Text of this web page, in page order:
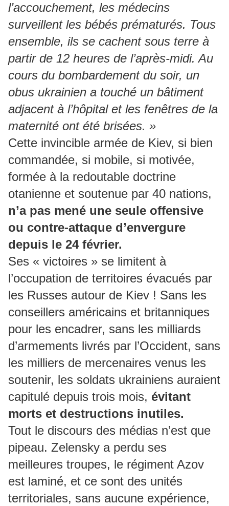
l’accouchement, les médecins
surveillent les bébés prématurés. Tous
ensemble, ils se cachent sous terre à
partir de 12 heures de l’après-midi. Au
cours du bombardement du soir, un
obus ukrainien a touché un bâtiment
adjacent à l’hôpital et les fenêtres de la
maternité ont été brisées. »
Cette invincible armée de Kiev, si bien
commandée, si mobile, si motivée,
formée à la redoutable doctrine
otanienne et soutenue par 40 nations,
n’a pas mené une seule offensive
ou contre-attaque d’envergure
depuis le 24 février.
Ses « victoires » se limitent à
l’occupation de territoires évacués par
les Russes autour de Kiev ! Sans les
conseillers américains et britanniques
pour les encadrer, sans les milliards
d’armements livrés par l’Occident, sans
les milliers de mercenaires venus les
soutenir, les soldats ukrainiens auraient
capitulé depuis trois mois, évitant
morts et destructions inutiles.
Tout le discours des médias n’est que
pipeau. Zelensky a perdu ses
meilleures troupes, le régiment Azov
est laminé, et ce sont des unités
territoriales, sans aucune expérience,